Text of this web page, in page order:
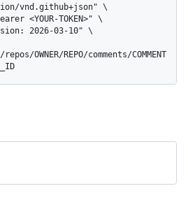
OWNER/REPO/comments/COMMENT